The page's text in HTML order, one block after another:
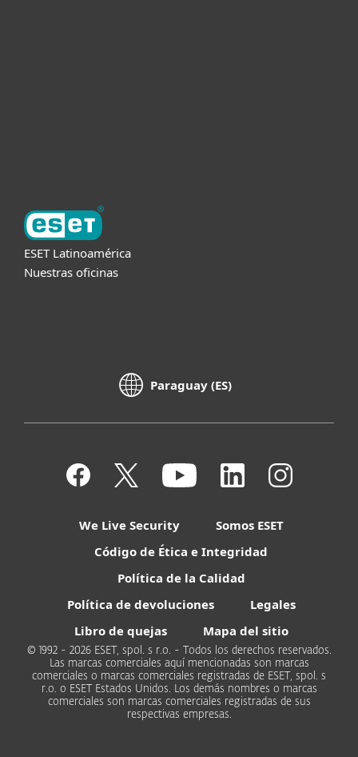
ESET Latinoamérica
Nuestras oficinas
Paraguay (ES)
We Live Security
Somos ESET
Código de Ética e Integridad
Política de la Calidad
Política de devoluciones
Legales
Libro de quejas
Mapa del sitio
© 1992 - 2026 ESET, spol. s r.o. - Todos los derechos reservados.
Las marcas comerciales aquí mencionadas son marcas
comerciales o marcas comerciales registradas de ESET, spol. s
r.o. o ESET Estados Unidos. Los demás nombres o marcas
comerciales son marcas comerciales registradas de sus
respectivas empresas.